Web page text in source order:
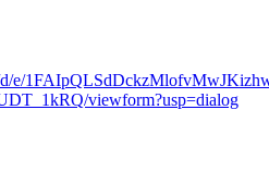
d/e/
viewform?usp=dialog